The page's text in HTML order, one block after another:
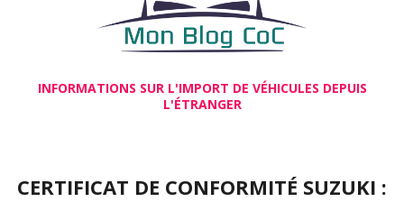
INFORMATIONS SUR L'IMPORT DE VÉHICULES DEPUIS
L'ÉTRANGER
CERTIFICAT DE CONFORMITÉ SUZUKI :